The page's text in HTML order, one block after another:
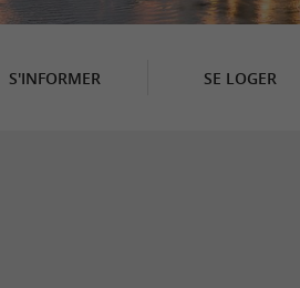
S'INFORMER SE LOGER